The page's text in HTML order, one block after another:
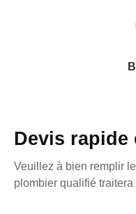
Devis
Veuillez à bien remplir
plombier qualifié